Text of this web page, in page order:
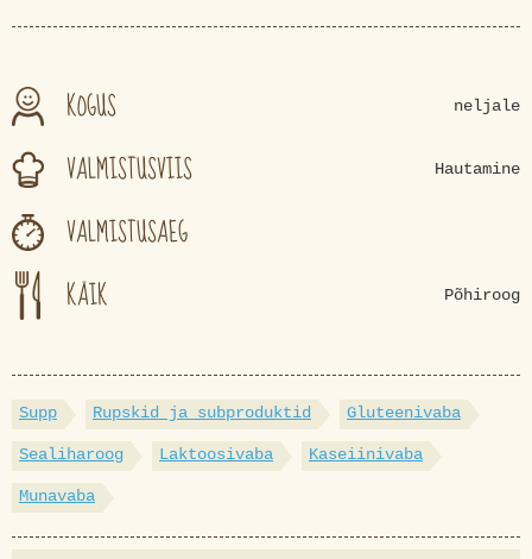
KOGUS neljale
VALMISTUSVIIS Hautamine
VALMISTUSAEG
KÄIK
Põhiroog
Supp Rupskid ja subproduktid Gluteenivaba
Sealiharoog Laktoosivaba Kaseiinivaba
Munavaba